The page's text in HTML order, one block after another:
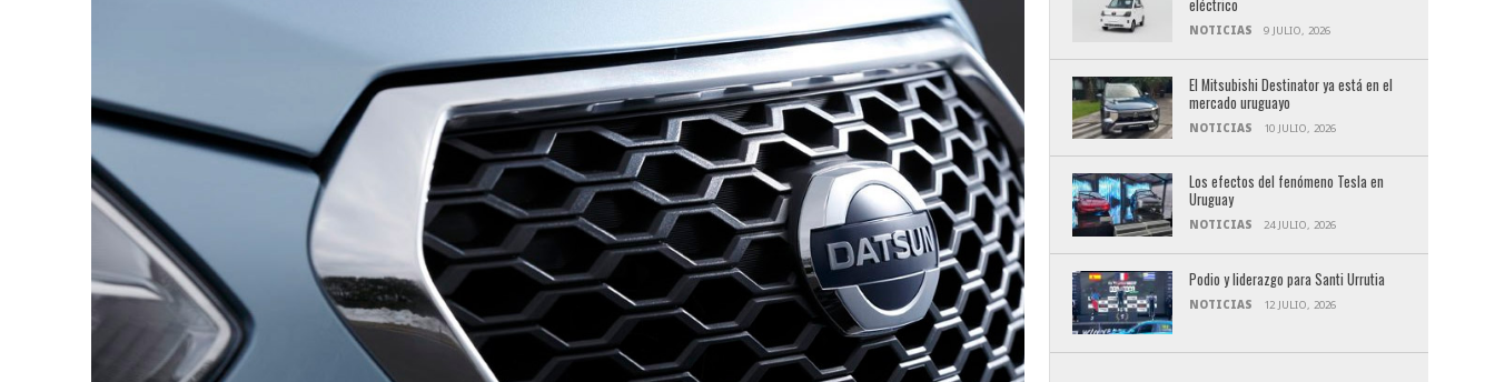
eléctrico
NOTICIAS 9 JULIO, 2026
El Mitsubishi Destinator ya está en el
mercado uruguayo
NOTICIAS 10 JULIO, 2026
Los efectos del fenómeno Tesla en
Uruguay
NOTICIAS 24 JULIO, 2026
Podio y liderazgo para Santi Urrutia
NOTICIAS 12 JULIO, 2026